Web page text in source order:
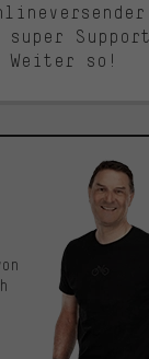
super
Weiter so!